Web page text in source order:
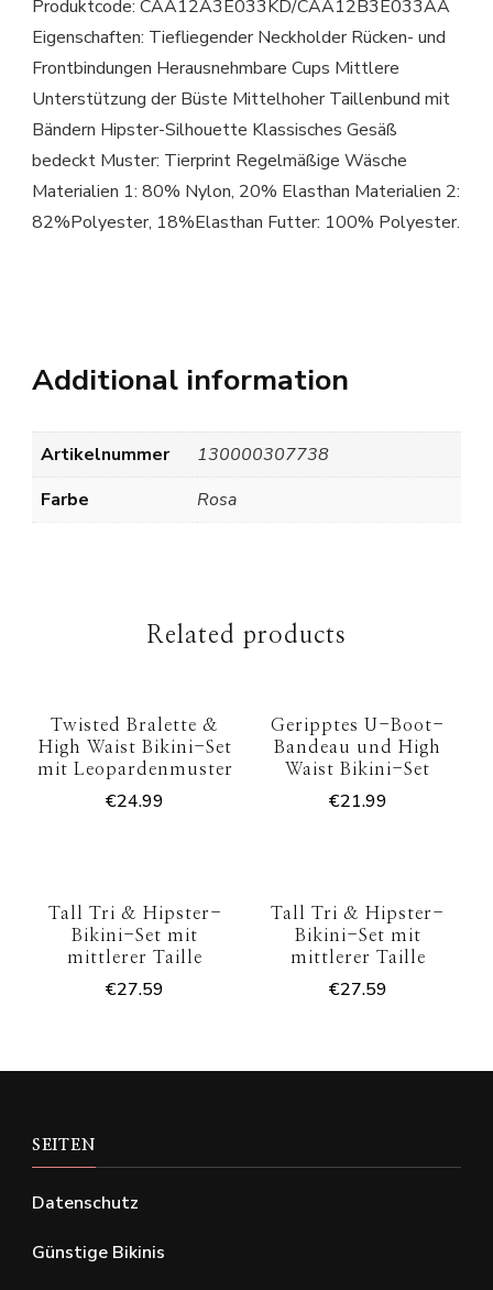
Produktcode: CAA12A3E033KD/CAA12B3E033AA
Eigenschaften: Tiefliegender Neckholder Rücken- und
Frontbindungen Herausnehmbare Cups Mittlere
Unterstützung der Büste Mittelhoher Taillenbund mit
Bändern Hipster-Silhouette Klassisches Gesäß
bedeckt Muster: Tierprint Regelmäßige Wäsche
Materialien 1: 80% Nylon, 20% Elasthan Materialien 2:
82%Polyester, 18%Elasthan Futter: 100% Polyester.
Additional information
Artikelnummer
130000307738
Farbe
Rosa
Related products
Twisted Bralette &
High Waist Bikini-Set
mit Leopardenmuster
€24.99
Geripptes U-Boot-
Bandeau und High
Waist Bikini-Set
€21.99
Tall Tri & Hipster-
Bikini-Set mit
mittlerer Taille
€27.59
Tall Tri & Hipster-
Bikini-Set mit
mittlerer Taille
€27.59
SEITEN
Datenschutz
Günstige Bikinis